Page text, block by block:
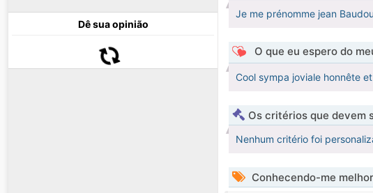
Dê sua opinião
Je me prénomme jean
O que eu espero do
Cool sympa joviale honnête
Os critérios que devem
Nenhum critério foi
Conhecendo-me melhor